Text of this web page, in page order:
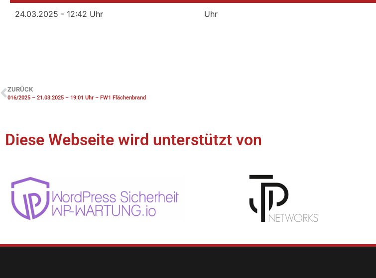
24.03.2025 - 12:42 Uhr Uhr
ZURÜCK
016/2025 – 21.03.2025 – 19:01 Uhr – FW1 Flächenbrand
Diese Webseite wird unterstützt von​